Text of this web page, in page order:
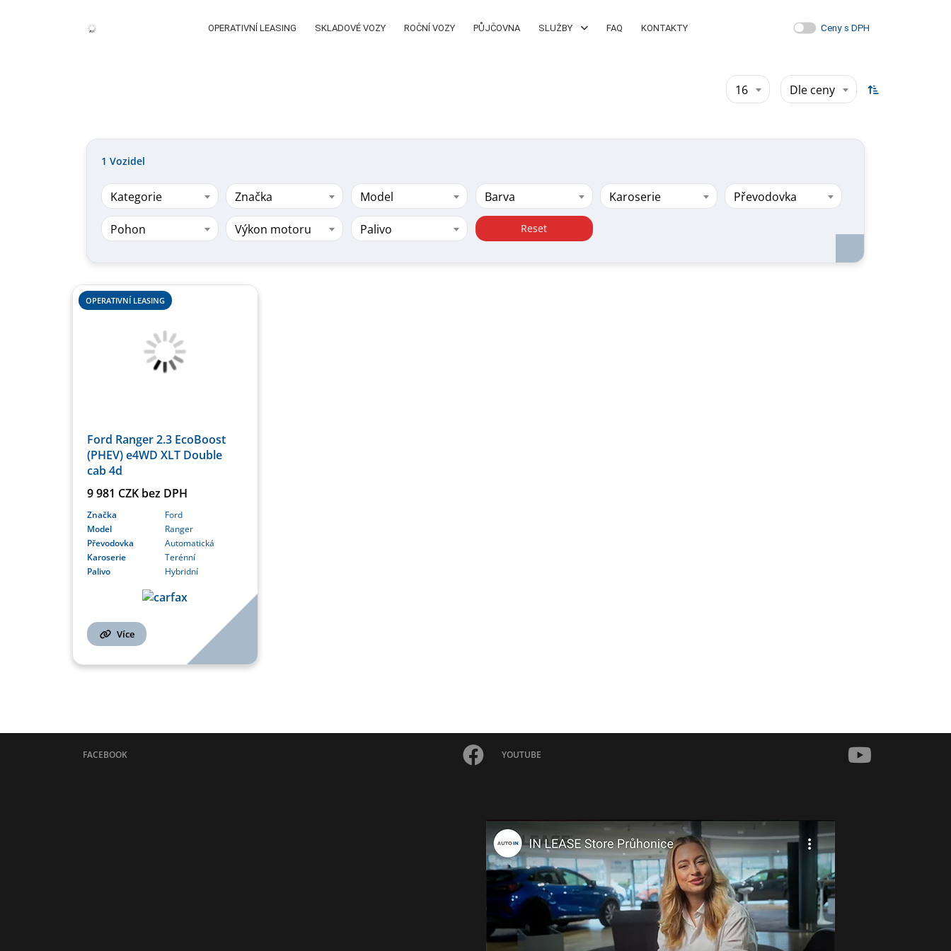
OPERATIVNÍ LEASING SKLADOVÉ VOZY ROČNÍ VOZY PŮJČOVNA SLUŽBY FAQ KONTAKTY Ceny s DPH
16 Dle ceny
1 Vozidel
Kategorie Značka Model Barva Karoserie Převodovka
Pohon Výkon motoru Palivo Reset
OPERATIVNÍ LEASING
Ford Ranger 2.3 EcoBoost
(PHEV) e4WD XLT Double
cab 4d
9 981 CZK bez DPH
Značka
Ford
Model
Ranger
Převodovka
Automatická
Karoserie
Terénní
Palivo
Hybridní
Více
FACEBOOK YOUTUBE